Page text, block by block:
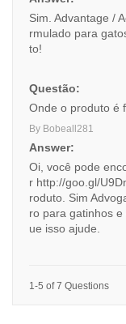
Sim. Advantage /
rmulado para
to!
Questão:
Onde o produto é
By Bobeall281
Answer:
Oi, você pode
r http://goo.gl/
roduto. Sim
ro para gatinhos
ue isso ajude.
1-5 of 7 Questions